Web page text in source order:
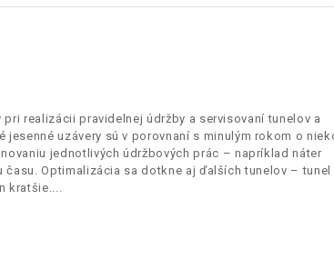
realizácii pravidelnej údržby a servisovaní tunelov a
uzávery sú v porovnaní s minulým rokom o
jednotlivých údržbových prác – napríklad náter
Optimalizácia sa dotkne aj ďalších tunelov – tunel
kratšie.